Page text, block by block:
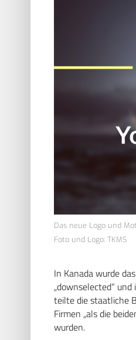
Das neue Logo und
Foto und Logo: TKMS
In Kanada wurde
„downselected“
teilte die staatliche
Firmen „als die
wurden.